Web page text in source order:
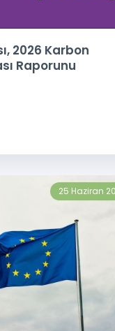
2026 Karbon
Raporunu
25 Haziran